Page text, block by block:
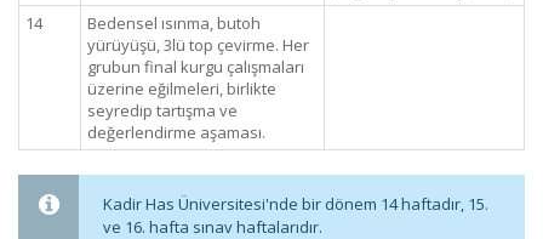
14
Bedensel ısınma, butoh
yürüyüşü, 3lü top çevirme. Her
grubun final kurgu çalışmaları
üzerine eğilmeleri, birlikte
seyredip tartışma ve
değerlendirme aşaması.
Kadir Has Üniversitesi'nde bir dönem 14 haftadır, 15.
ve 16. hafta sınav haftalarıdır.